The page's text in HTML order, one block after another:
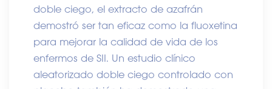
doble ciego, el extracto de azafrán
demostró ser tan eficaz como la fluoxetina
para mejorar la calidad de vida de los
enfermos de SII. Un estudio clínico
aleatorizado doble ciego controlado con